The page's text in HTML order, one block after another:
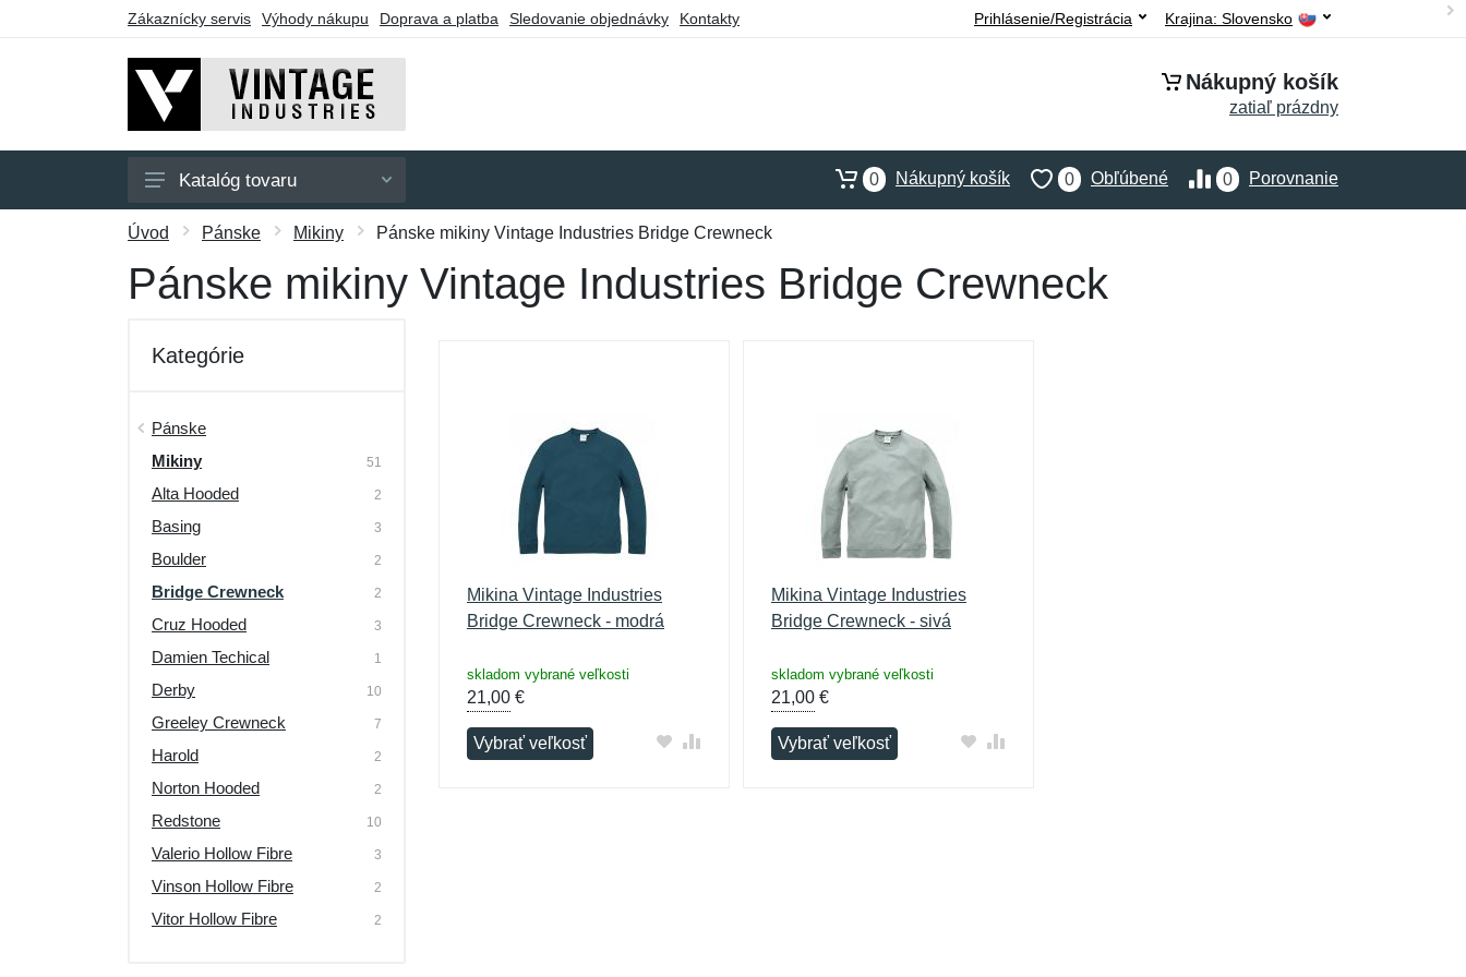
Zákaznícky servis Výhody nákupu Doprava a platba Sledovanie objednávky Kontakty Krajina: Slovensko
Prihlásenie/Registrácia
Nákupný košík
zatiaľ prázdny
Pánske
Dámske
Darčekové poukazy
Katalóg tovaru 0 Porovnanie
0 Obľúbené
0 Nákupný košík
Úvod Pánske Mikiny Pánske mikiny Vintage Industries Bridge Crewneck
Pánske mikiny Vintage Industries Bridge Crewneck
Kategórie
Pánske
Mikiny
51
Alta Hooded 2
Basing 3
Boulder 2
Bridge Crewneck 2
Cruz Hooded 3
Damien Techical 1
Derby 10
Greeley Crewneck 7
Harold 2
Norton Hooded 2
Redstone 10
Valerio Hollow Fibre 3
Vinson Hollow Fibre 2
Vitor Hollow Fibre 2
Mikina Vintage Industries
Bridge Crewneck - modrá
skladom vybrané veľkosti
21,00 €
Vybrať veľkosť
Mikina Vintage Industries
Bridge Crewneck - sivá
skladom vybrané veľkosti
21,00€
Vybrať veľkosť